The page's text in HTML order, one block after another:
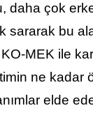
daha çok
sararak bu
MEK ile
ne kadar
elde